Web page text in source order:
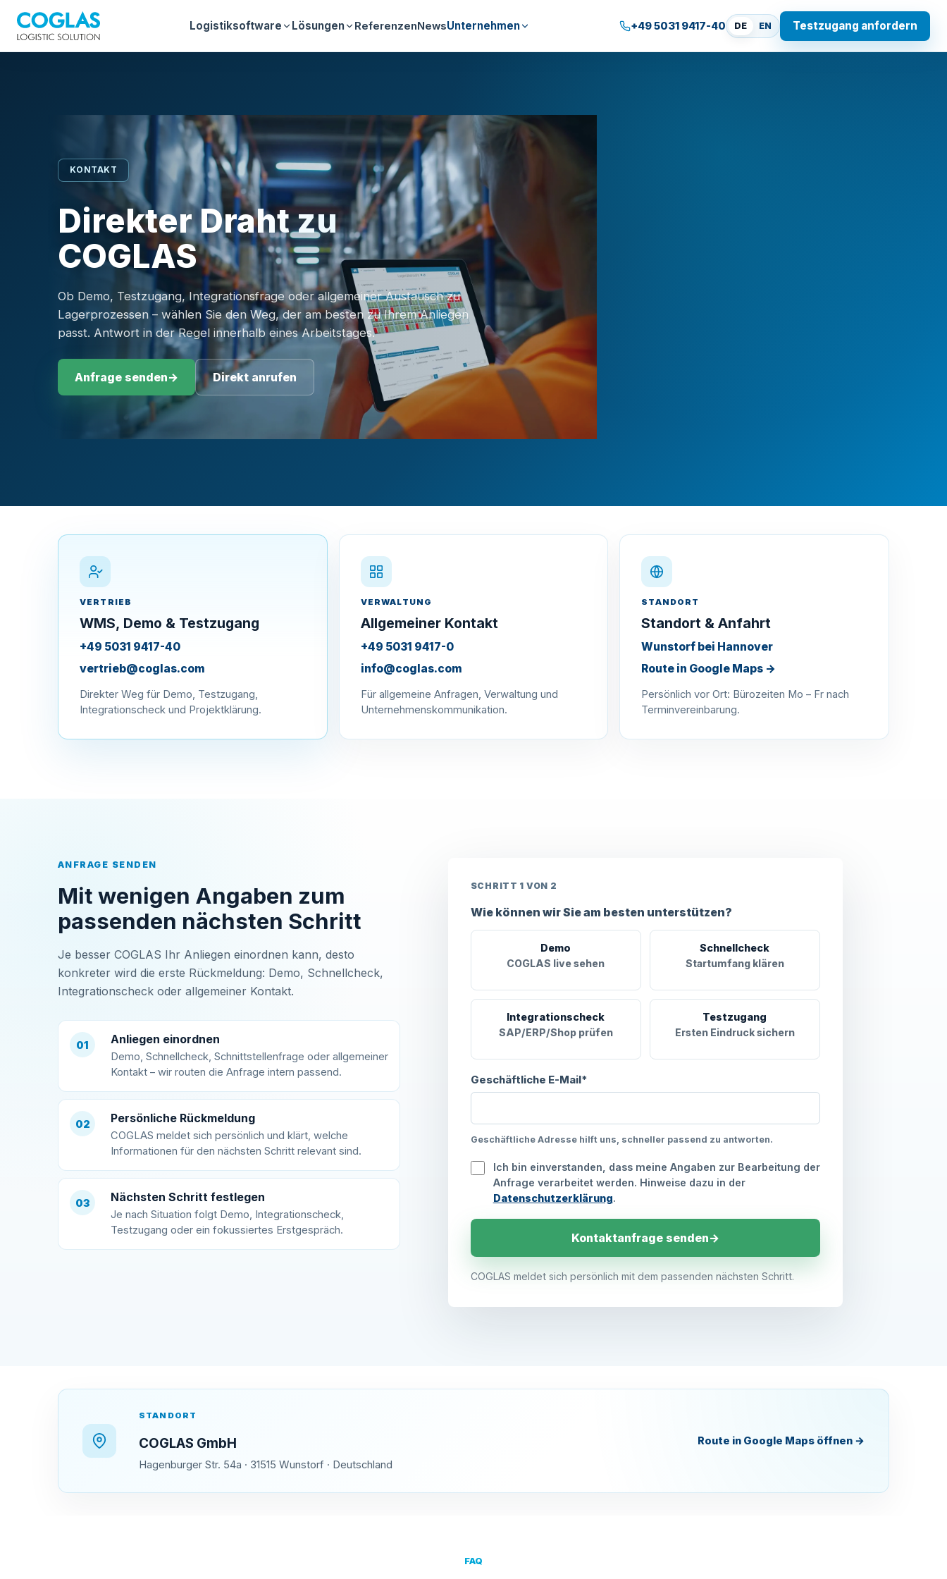
Logistiksoftware Lösungen ReferenzenNewsUnternehmen +49 5031 9417-40 DE EN Testzugang anfordern
KONTAKT
Direkter Draht zu
COGLAS
Ob Demo, Testzugang, Integrationsfrage oder allgemeiner Austausch zu
Lagerprozessen – wählen Sie den Weg, der am besten zu Ihrem Anliegen
passt. Antwort in der Regel innerhalb eines Arbeitstages.
Anfrage senden→ Direkt anrufen
VERTRIEB
WMS, Demo & Testzugang
+49 5031 9417-40
vertrieb@coglas.com
Direkter Weg für Demo, Testzugang,
Integrationscheck und Projektklärung.
VERWALTUNG
Allgemeiner Kontakt
+49 5031 9417-0
info@coglas.com
Für allgemeine Anfragen, Verwaltung und
Unternehmenskommunikation.
STANDORT
Standort & Anfahrt
Wunstorf bei Hannover
Route in Google Maps →
Persönlich vor Ort: Bürozeiten Mo – Fr nach
Terminvereinbarung.
ANFRAGE SENDEN
Mit wenigen Angaben zum
passenden nächsten Schritt
Je besser COGLAS Ihr Anliegen einordnen kann, desto
konkreter wird die erste Rückmeldung: Demo, Schnellcheck,
Integrationscheck oder allgemeiner Kontakt.
01 Anliegen einordnen
Demo, Schnellcheck, Schnittstellenfrage oder allgemeiner
Kontakt – wir routen die Anfrage intern passend.
02 Persönliche Rückmeldung
COGLAS meldet sich persönlich und klärt, welche
Informationen für den nächsten Schritt relevant sind.
03 Nächsten Schritt festlegen
Je nach Situation folgt Demo, Integrationscheck,
Testzugang oder ein fokussiertes Erstgespräch.
SCHRITT 1 VON 2
Wie können wir Sie am besten unterstützen?
Demo
COGLAS live sehen
Schnellcheck
Startumfang klären
Integrationscheck
SAP/ERP/Shop prüfen
Testzugang
Ersten Eindruck sichern
Geschäftliche E-Mail*
Geschäftliche Adresse hilft uns, schneller passend zu antworten.
Ich bin einverstanden, dass meine Angaben zur Bearbeitung der
Anfrage verarbeitet werden. Hinweise dazu in der
Datenschutzerklärung.
Kontaktanfrage senden→
COGLAS meldet sich persönlich mit dem passenden nächsten Schritt.
STANDORT
COGLAS GmbH
Hagenburger Str. 54a · 31515 Wunstorf · Deutschland
Route in Google Maps öffnen →
FAQ